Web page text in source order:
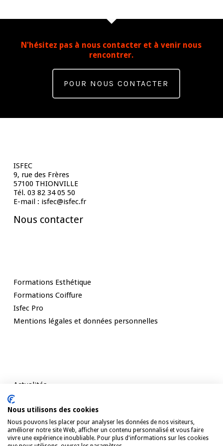
N'hésitez pas à nous contacter et à venir nous
rencontrer.
POUR NOUS CONTACTER
ISFEC
9, rue des Frères
57100 THIONVILLE
Tél. 03 82 34 05 50
E-mail : isfec@isfec.fr
Nous contacter
Formations Esthétique
Formations Coiffure
Isfec Pro
Mentions légales et données personnelles
Actualités
Témoignages
Contact
Nous utilisons des cookies
Nous pouvons les placer pour analyser les données de nos visiteurs,
améliorer notre site Web, afficher un contenu personnalisé et vous faire
vivre une expérience inoubliable. Pour plus d'informations sur les cookies